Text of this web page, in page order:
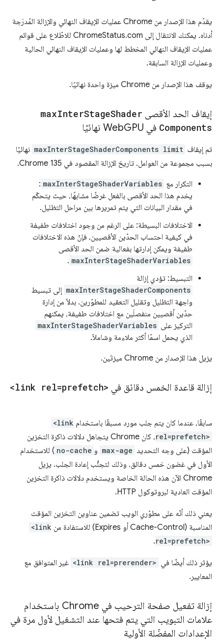
يقدّم هذا الإصدار من Chrome عمليات الإيقاف النهائي والإزالة المُدرَجة
أدناه. يمكنك الانتقال إلى ChromeStatus.com للاطّلاع على قوائم
عمليات الإيقاف النهائي المخطط لها وعمليات الإيقاف النهائي الحالية
وعمليات الإزالة السابقة.
يوقف هذا الإصدار من Chrome ميزة واحدة نهائيًا.
إيقاف الحد الأقصى maxInterStageShader
Components في Web GPU نهائيًا
تم إيقاف maxInterStageShaderComponents limit نهائيًا
بسبب مجموعة من العوامل. تاريخ الإزالة المقصود في Chrome 135.
التكرار مع maxInterStageShaderVariables
:
يخدم هذا الحد الأقصى بالفعل غرضًا مشابهًا، حيث يتحكّم
في مقدار البيانات التي يتم تمريرها بين مراحل التظليل.
الاختلافات البسيطة: على الرغم من وجود اختلافات طفيفة
في كيفية احتساب الحدّين الأقصيين، فإنّ هذه الاختلافات
طفيفة ويمكن إدارتها بفعالية ضمن الحد الأقصى
maxInterStageShaderVariables
.
التبسيط: تؤدي إزالة
maxInterStageShaderComponents إلى تبسيط
واجهة التظليل وتقليل التعقيد للمطوّرين. بدلاً من إدارة
حدّين أقصيين منفصلَين مع اختلافات طفيفة، يمكنهم
التركيز على maxInterStageShaderVariables
الذي يحمل اسمًا أكثر ملاءمة وشاملاً.
يزيل هذا الإصدار من Chrome ميزتَين.
إزالة قاعدة الخمس دقائق في <link rel=prefetch>
سابقًا، عندما كان يتم جلب مورد مسبقًا باستخدام <link
rel=prefetch>
، كان Chrome يتجاهل دلالات ذاكرة التخزين
المؤقت (على وجه التحديد max-age و no-cache ) للاستخدام
الأول في غضون خمس دقائق، وذلك لتجنُّب إعادة الجلب. يزيل
Chrome الآن هذه الحالة الخاصة ويستخدم دلالات ذاكرة التخزين
المؤقت العادية لبروتوكول HTTP.
يعني ذلك أنّه على مطوّري الويب تضمين عناوين التخزين المؤقت
المناسبة (Cache-Control أو Expires) للاستفادة من
<link
rel=prefetch>
.
يؤثر ذلك أيضًا في <link rel=prerender> غير المتوافق مع
المعايير.
إزالة تفعيل صفحة الترحيب في Chrome باستخدام
علامات التبويب التي يتم فتحها عند التشغيل لأول مرة في
الإعدادات المفضّلة الأولية